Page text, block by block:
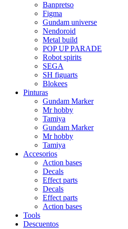
Banpretso
Figma
Gundam universe
Nendoroid
Metal build
POP UP PARADE
Robot spirits
SEGA
SH figuarts
Blokees
Pinturas
Gundam Marker
Mr hobby
Tamiya
Gundam Marker
Mr hobby
Tamiya
Accesorios
Action bases
Decals
Effect parts
Decals
Effect parts
Action bases
Tools
Descuentos